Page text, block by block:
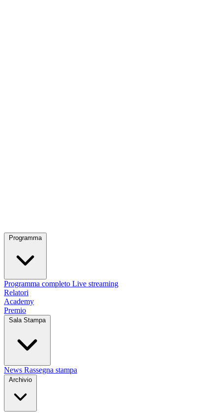
Programma
Programma completo Live streaming
Relatori
Academy
Premio
Sala Stampa
News Rassegna stampa
Archivio